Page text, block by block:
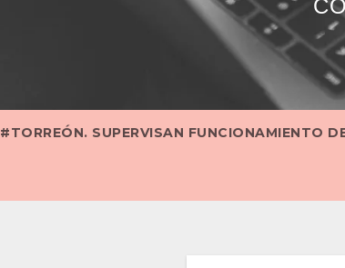
#TORREÓN. SUPERVISAN FUNCIONAMIENTO